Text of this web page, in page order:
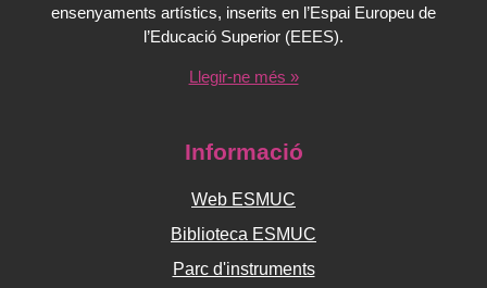
ensenyaments artístics, inserits en l’Espai Europeu de
l’Educació Superior (EEES).
Llegir-ne més »
Informació
Web ESMUC
Biblioteca ESMUC
Parc d'instruments